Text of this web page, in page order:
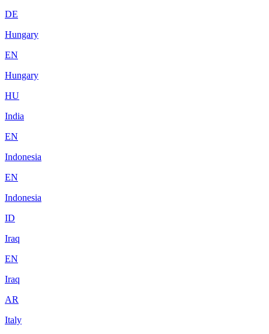
DE
Hungary
EN
Hungary
HU
India
EN
Indonesia
EN
Indonesia
ID
Iraq
EN
Iraq
AR
Italy